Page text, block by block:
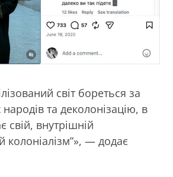
світ бореться за
та деколонізацію, в
свій, внутрішній
колоніалізм”», — додає